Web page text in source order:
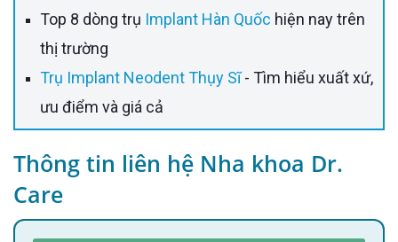
Top 8 dòng trụ Implant Hàn Quốc hiện nay trên
thị trường
Trụ Implant Neodent Thụy Sĩ- Tìm hiểu xuất xứ,
ưu điểm và giá cả
Thông tin liên hệ Nha khoa Dr.
Care